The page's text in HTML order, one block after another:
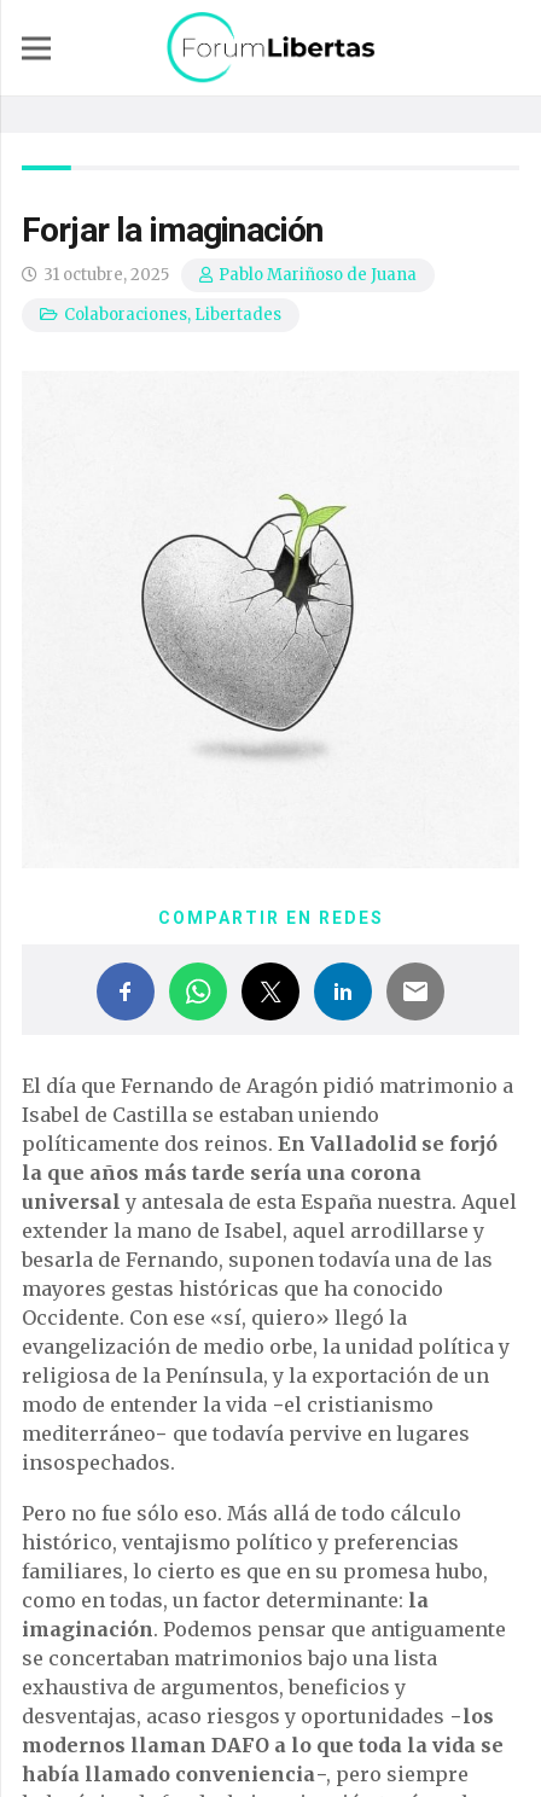
Forjar la imaginación
31 octubre, 2025
Pablo Mariñoso de Juana
Colaboraciones, Libertades
COMPARTIR EN REDES
El día que Fernando de Aragón pidió matrimonio a
Isabel de Castilla se estaban uniendo
políticamente dos reinos. En Valladolid se forjó
la que años más tarde sería una corona
universal y antesala de esta España nuestra. Aquel
extender la mano de Isabel, aquel arrodillarse y
besarla de Fernando, suponen todavía una de las
mayores gestas históricas que ha conocido
Occidente. Con ese «sí, quiero» llegó la
evangelización de medio orbe, la unidad política y
religiosa de la Península, y la exportación de un
modo de entender la vida −el cristianismo
mediterráneo− que todavía pervive en lugares
insospechados.
Pero no fue sólo eso. Más allá de todo cálculo
histórico, ventajismo político y preferencias
familiares, lo cierto es que en su promesa hubo,
como en todas, un factor determinante: la
imaginación. Podemos pensar que antiguamente
se concertaban matrimonios bajo una lista
exhaustiva de argumentos, beneficios y
desventajas, acaso riesgos y oportunidades −los
modernos llaman DAFO a lo que toda la vida se
había llamado conveniencia−, pero siempre